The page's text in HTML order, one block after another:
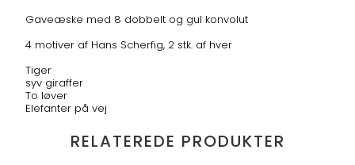
Gaveæske med 8 dobbelt og gul konvolut
4 motiver af Hans Scherfig, 2 stk. af hver
Tiger
syv giraffer
To løver
Elefanter på vej
RELATEREDE PRODUKTER